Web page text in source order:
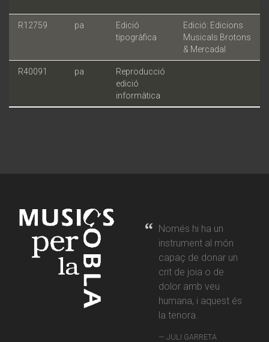
R12759 pa
Edició
tipogràfica
Edició: Edicions
Musicals Brotons
& Mercadal
R40091 pa
Reproducció
edició
informàtica
Només hi ha un
instrument al món
capaç de donar un
crit de joia o de
dolor amb veu
humana, i aquest és
la tenora.
JULI GARRETA